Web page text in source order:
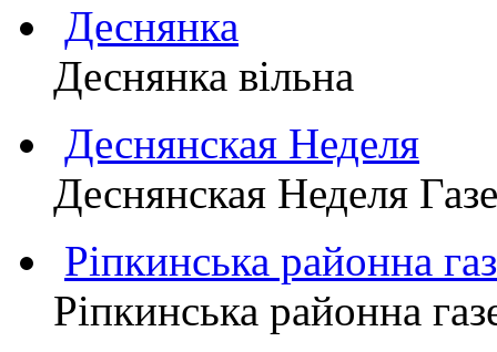
Деснянка
Деснянка вільна
Деснянская Неделя
Деснянская Неделя
Ріпкинська районна
Ріпкинська районна